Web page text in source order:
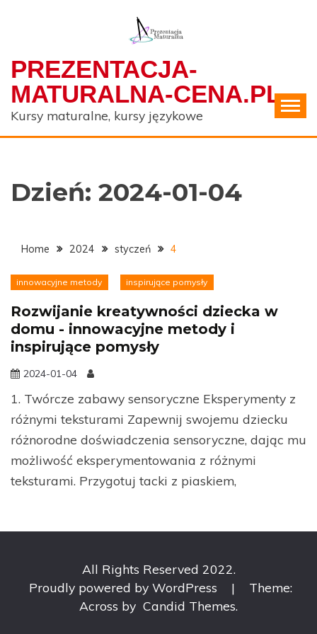
PREZENTACJA-
MATURALNA-CENA.PL
Kursy maturalne, kursy językowe
Dzień: 2024-01-04
Home 2024 styczeń 4
innowacyjne metody inspirujące pomysły
Rozwijanie kreatywności dziecka w
domu - innowacyjne metody i
inspirujące pomysły
2024-01-04
1. Twórcze zabawy sensoryczne Eksperymenty z
różnymi teksturami Zapewnij swojemu dziecku
różnorodne doświadczenia sensoryczne, dając mu
możliwość eksperymentowania z różnymi
teksturami. Przygotuj tacki z piaskiem,
All Rights Reserved 2022.
Proudly powered by WordPress
|
Theme:
Across by Candid Themes.